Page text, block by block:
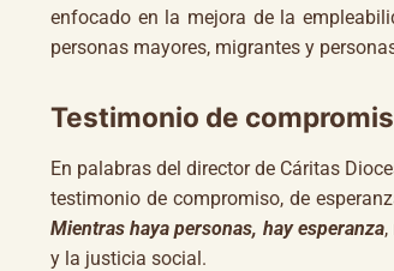
enfocado en la mejora de la
personas mayores, migrantes y
Testimonio de
En palabras del director de Cáritas
testimonio de compromiso, de
Mientras haya personas, hay esperanza,
y la justicia social.